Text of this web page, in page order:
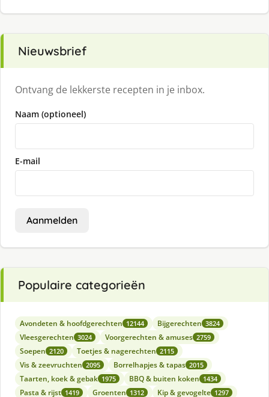
Nieuwsbrief
Ontvang de lekkerste recepten in je inbox.
Naam (optioneel)
E-mail
Aanmelden
Populaire categorieën
Avondeten & hoofdgerechten 12144 Bijgerechten 3824
Vleesgerechten 3024 Voorgerechten & amuses 2759
Soepen 2120 Toetjes & nagerechten 2115
Vis & zeevruchten 2095 Borrelhapjes & tapas 2015
Taarten, koek & gebak 1975 BBQ & buiten koken 1434
Pasta & rijst 1419 Groenten 1312 Kip & gevogelte 1297